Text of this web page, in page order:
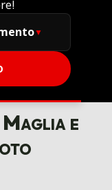
e